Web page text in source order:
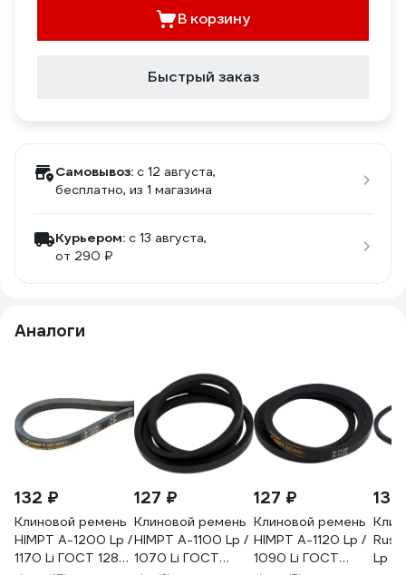
В корзину
Быстрый заказ
Самовывоз: c 12 августа,
бесплатно, из 1 магазина
Курьером: c 13 августа,
от 290 ₽
Аналоги
132 ₽
Клиновой ремень
HIMPT А-1200 Lp /
1170 Li ГОСТ 1284-
127 ₽
Клиновой ремень
HIMPT А-1100 Lp /
1070 Li ГОСТ
127 ₽
Клиновой ремень
HIMPT А-1120 Lp /
1090 Li ГОСТ
Lp